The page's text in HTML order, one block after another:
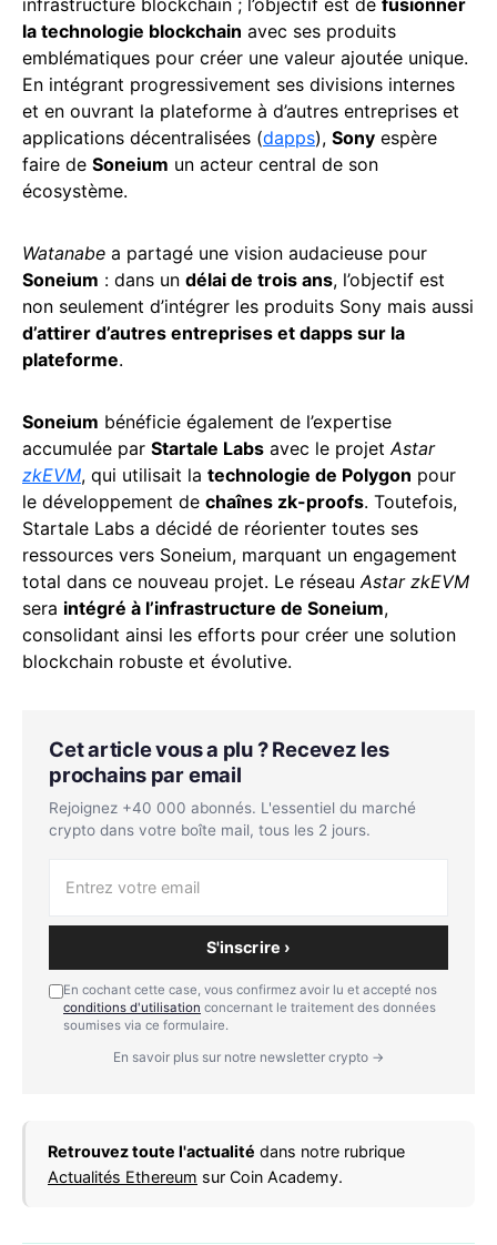
infrastructure blockchain ; l’objectif est de fusionner
la technologie blockchain avec ses produits
emblématiques pour créer une valeur ajoutée unique.
En intégrant progressivement ses divisions internes
et en ouvrant la plateforme à d’autres entreprises et
applications décentralisées (dapps), Sony espère
faire de Soneium un acteur central de son
écosystème.
Watanabe a partagé une vision audacieuse pour
Soneium : dans un délai de trois ans, l’objectif est
non seulement d’intégrer les produits Sony mais aussi
d’attirer d’autres entreprises et dapps sur la
plateforme.
Soneium bénéficie également de l’expertise
accumulée par Startale Labs avec le projetAstar
zkEVM, qui utilisait la technologie de Polygon pour
le développement de chaînes zk-proofs. Toutefois,
Startale Labs a décidé de réorienter toutes ses
ressources vers Soneium, marquant un engagement
total dans ce nouveau projet. Le réseauAstar zkEVM
sera intégré à l’infrastructure de Soneium,
consolidant ainsi les efforts pour créer une solution
blockchain robuste et évolutive.
Cet article vous a plu ? Recevez les
prochains par email
Rejoignez +40 000 abonnés. L'essentiel du marché
crypto dans votre boîte mail, tous les 2 jours.
S'inscrire ›
En cochant cette case, vous confirmez avoir lu et accepté nos
conditions d'utilisation concernant le traitement des données
soumises via ce formulaire.
En savoir plus sur notre newsletter crypto →
Retrouvez toute l'actualité dans notre rubrique
Actualités Ethereum sur Coin Academy.